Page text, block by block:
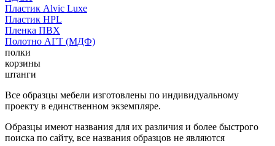
Пластик Alvic Luxe
Пластик HPL
Пленка ПВХ
Полотно АГТ (МДФ)
полки
корзины
штанги
Все образцы мебели изготовлены по индивидуальному
проекту в единственном экземпляре.
Образцы имеют названия для их различия и более быстрого
поиска по сайту, все названия образцов не являются